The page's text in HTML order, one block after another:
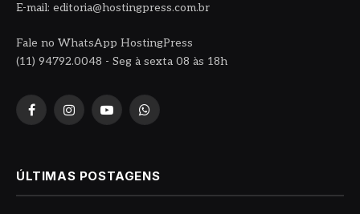
E-mail: editoria@hostingpress.com.br
Fale no WhatsApp HostingPress
(11) 94792.0048 - Seg à sexta 08 às 18h
FacebookInstagramYouTubeWhatsApp
ÚLTIMAS POSTAGENS